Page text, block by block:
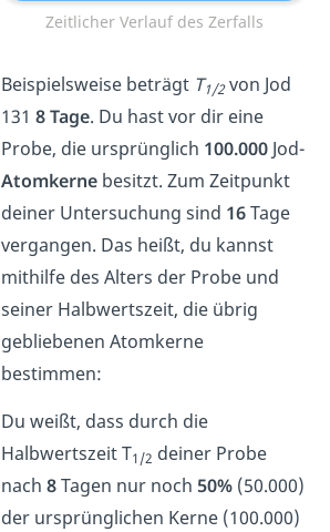
Zeitlicher Verlauf des Zerfalls
Beispielsweise beträgt T1/2 von Jod
131 8 Tage. Du hast vor dir eine
Probe, die ursprünglich 100.000Jod-
Atomkernebesitzt. Zum Zeitpunkt
deiner Untersuchung sind 16Tage
vergangen. Das heißt, du kannst
mithilfe des Alters der Probe und
seiner Halbwertszeit, die übrig
gebliebenen Atomkerne
bestimmen:
Du weißt, dass durch die
Halbwertszeit T1/2 deiner Probe
nach 8Tagen nur noch 50%(50.000)
der ursprünglichen Kerne (100.000)